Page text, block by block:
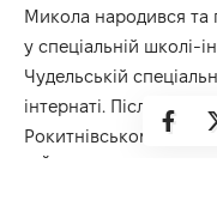
Микола народився та
у спеціальній школі-
Чудельській
інтернаті. Після
Рокитнівському